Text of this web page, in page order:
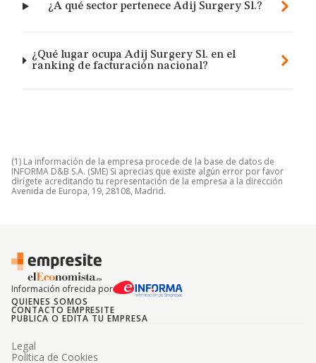
¿A qué sector pertenece Adij Surgery Sl.?
¿Qué lugar ocupa Adij Surgery Sl. en el
ranking de facturación nacional?
(1) La información de la empresa procede de la base de datos de
INFORMA D&B S.A. (SME) Si aprecias que existe algún error por favor
dirígete acreditando tu representación de la empresa a la dirección
Avenida de Europa, 19, 28108, Madrid.
Información ofrecida por
QUIENES SOMOS
CONTACTO EMPRESITE
PUBLICA O EDITA TU EMPRESA
Legal
Politica de Cookies